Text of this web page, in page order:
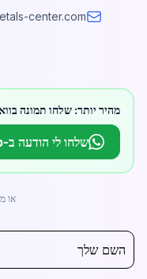
center.com
מהיר יותר: שלחו תמונה
שלחו לי הודעה ב-WhatsApp
או